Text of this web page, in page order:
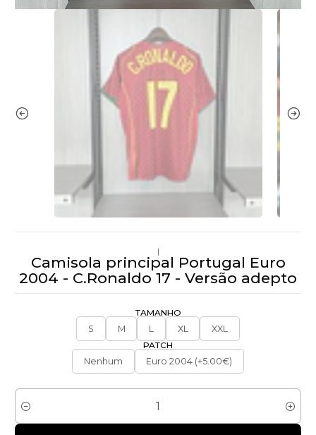
|
Camisola principal Portugal Euro
2004 - C.Ronaldo 17 - Versão adepto
TAMANHO
S
M L XL
XXL
PATCH
Nenhum
Euro 2004 (+5.00€)
Quantidade